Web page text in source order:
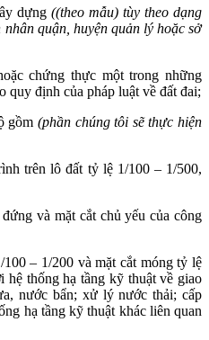
dựng ((theo mẫu) tùy theo dạng
quận, huyện quản lý hoặc sở
chứng thực một trong những
quy định của pháp luật về đất đai;
gồm (phần chúng tôi sẽ thực hiện
trên lô đất tỷ lệ 1/100 – 1/500,
và mặt cắt chủ yếu của công
– 1/200 và mặt cắt móng tỷ lệ
hệ thống hạ tầng kỹ thuật về giao
nước bẩn; xử lý nước thải; cấp
hạ tầng kỹ thuật khác liên quan